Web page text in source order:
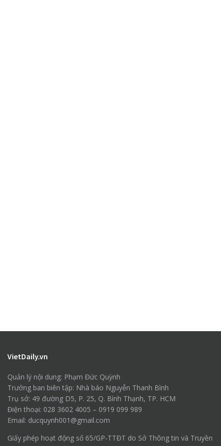
VietDaily.vn
Quản lý nội dung: Phạm Đức Quỳnh
Trưởng ban biên tập: Nhà báo Nguyễn Thanh Bình
Trụ sở: 49 đường D5, P. 25, Q. Bình Thạnh, TP. HCM
Điện thoại: 028 3602 4005 – 0919 099 989
Email: ducquynh001@gmail.com
Giấy phép hoạt động số 65/GP-TTĐT do Sở Thông tin và Truyền